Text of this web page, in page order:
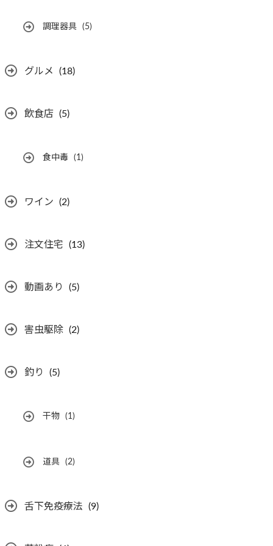
調理器具 (5)
グルメ (18)
飲食店 (5)
食中毒 (1)
ワイン (2)
注文住宅 (13)
動画あり (5)
害虫駆除 (2)
釣り (5)
干物 (1)
道具 (2)
舌下免疫療法 (9)